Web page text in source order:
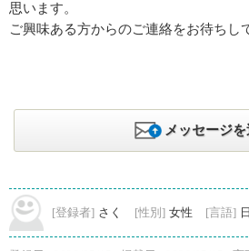
思います。
ご興味ある方からのご連絡をお待ちし
メッセージ
[登録者] さく [性別] 女性 [言語]